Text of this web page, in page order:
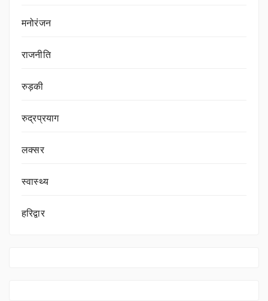
मनोरंजन
राजनीति
रुड़की
रुद्रप्रयाग
लक्सर
स्वास्थ्य
हरिद्वार